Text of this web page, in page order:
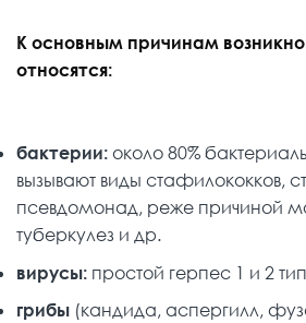
К основным причинам
относятся:
бактерии: около 80%
вызывают виды стафилококков,
псевдомонад, реже причиной
туберкулез и др.
вирусы: простой герпес 1 и 2
грибы (кандида, аспергилл,